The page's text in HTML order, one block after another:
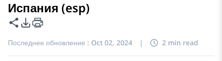
Испания (esp)
Поделиться этой страницей
Параметры экспорта PDF
Последнее обновление : Oct 02, 2024 | 2 min read